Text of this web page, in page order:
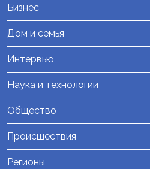
Бизнес
Дом и семья
Интервью
Наука и технологии
Общество
Происшествия
Регионы